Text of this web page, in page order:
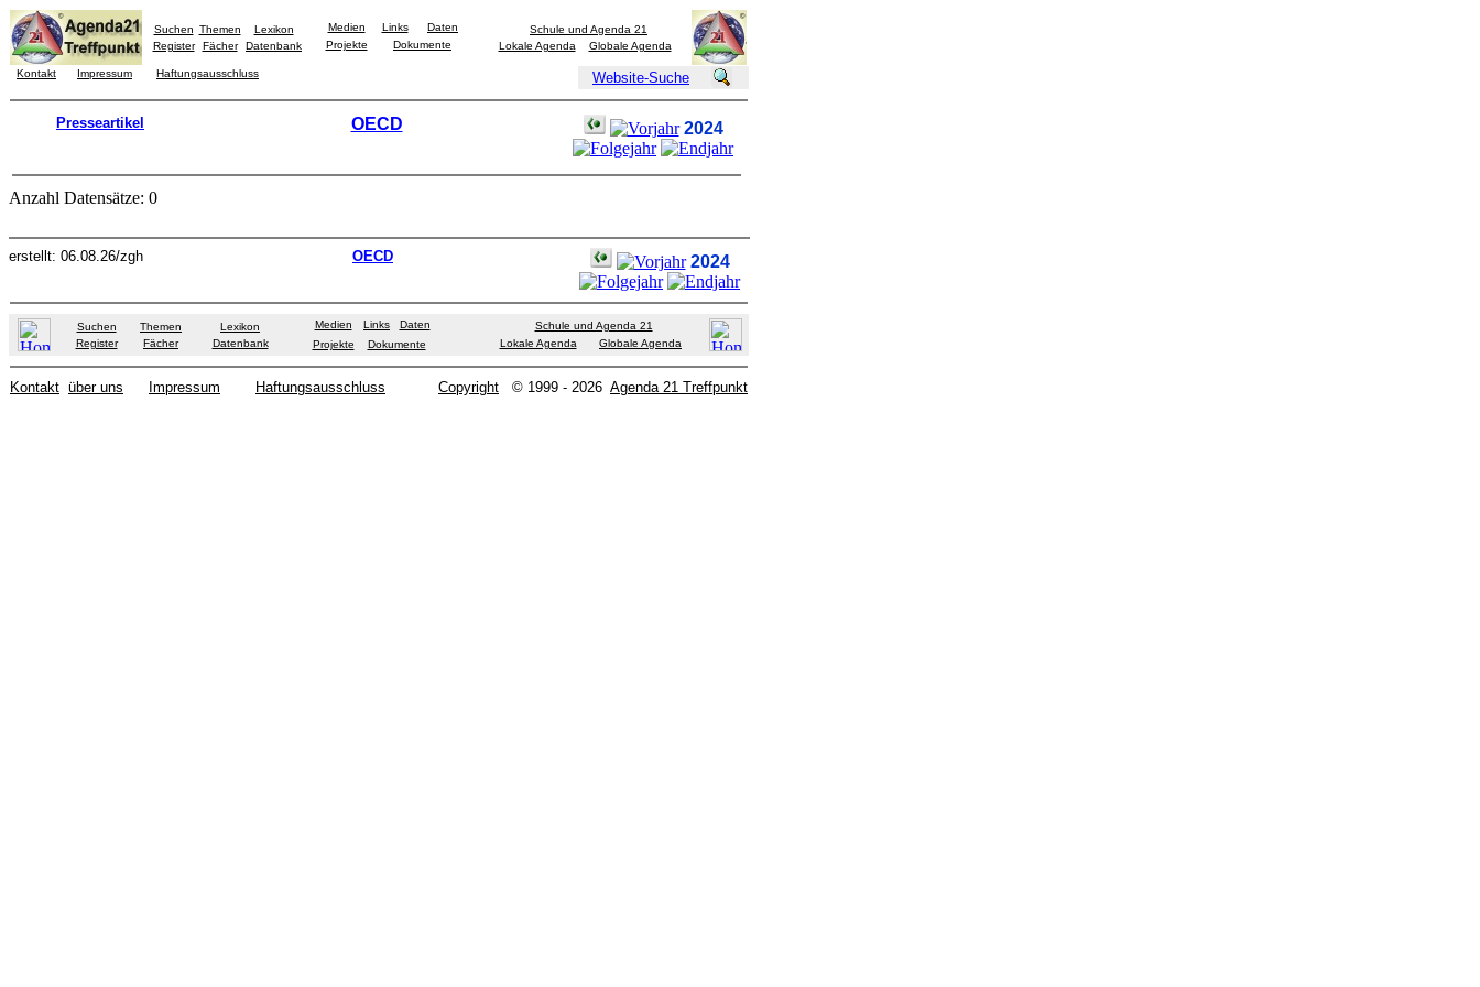
Suchen Themen
Lexikon
Register
Fächer Datenbank
Medien Links
Daten
Projekte
Dokumente
Schule und Agenda 21
Lokale Agenda
Globale Agenda
Kontakt Impressum Haftungsausschluss Website-Suche
Presseartikel OECD 2024
Anzahl Datensätze: 0
erstellt: 06.08.26/zgh OECD 2024
Suchen Themen
Lexikon
Register
Fächer Datenbank
Medien Links
Daten
Projekte
Dokumente
Schule und Agenda 21
Lokale Agenda
Globale Agenda
Kontakt über uns Impressum Haftungsausschluss Copyright © 1999 - 2026 Agenda 21 Treffpunkt